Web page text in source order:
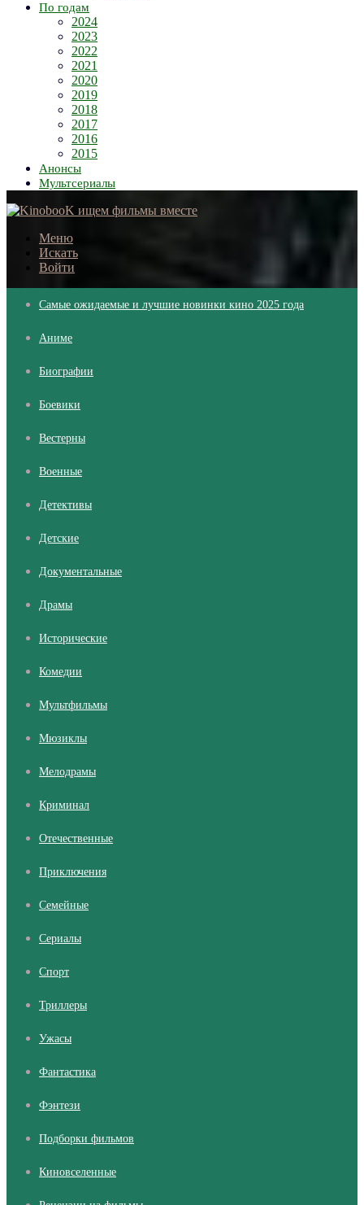
По годам
2024
2023
2022
2021
2020
2019
2018
2017
2016
2015
Анонсы
Мультсериалы
Меню
Искать
Войти
Самые ожидаемые и лучшие новинки кино 2025 года
Аниме
Биографии
Боевики
Вестерны
Военные
Детективы
Детские
Документальные
Драмы
Исторические
Комедии
Мультфильмы
Мюзиклы
Мелодрамы
Криминал
Отечественные
Приключения
Семейные
Сериалы
Cпорт
Триллеры
Ужасы
Фантастика
Фэнтези
Подборки фильмов
Киновселенные